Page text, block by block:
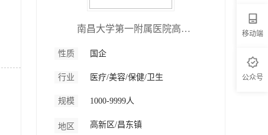
南昌大学第一附属医院高新医院
性质 国企
行业 医疗/美容/保健/卫生
规模 1000-9999人
地区 高新区/昌东镇
移动端
公众号
移动端
公众号